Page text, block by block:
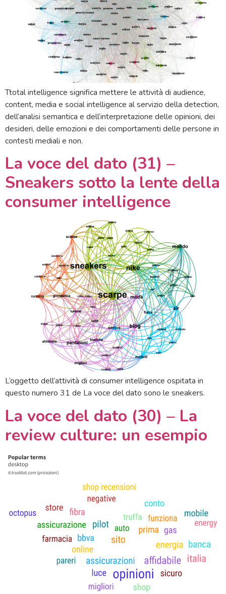
Ttotal intelligence significa mettere le attività di audience,
content, media e social intelligence al servizio della detection,
dell’analisi semantica e dell’interpretazione delle opinioni, dei
desideri, delle emozioni e dei comportamenti delle persone in
contesti mediali e non.
La voce del dato (31) –
Sneakers sotto la lente della
consumer intelligence
L’oggetto dell’attività di consumer intelligence ospitata in
questo numero 31 de La voce del dato sono le sneakers.
La voce del dato (30) – La
review culture: un esempio